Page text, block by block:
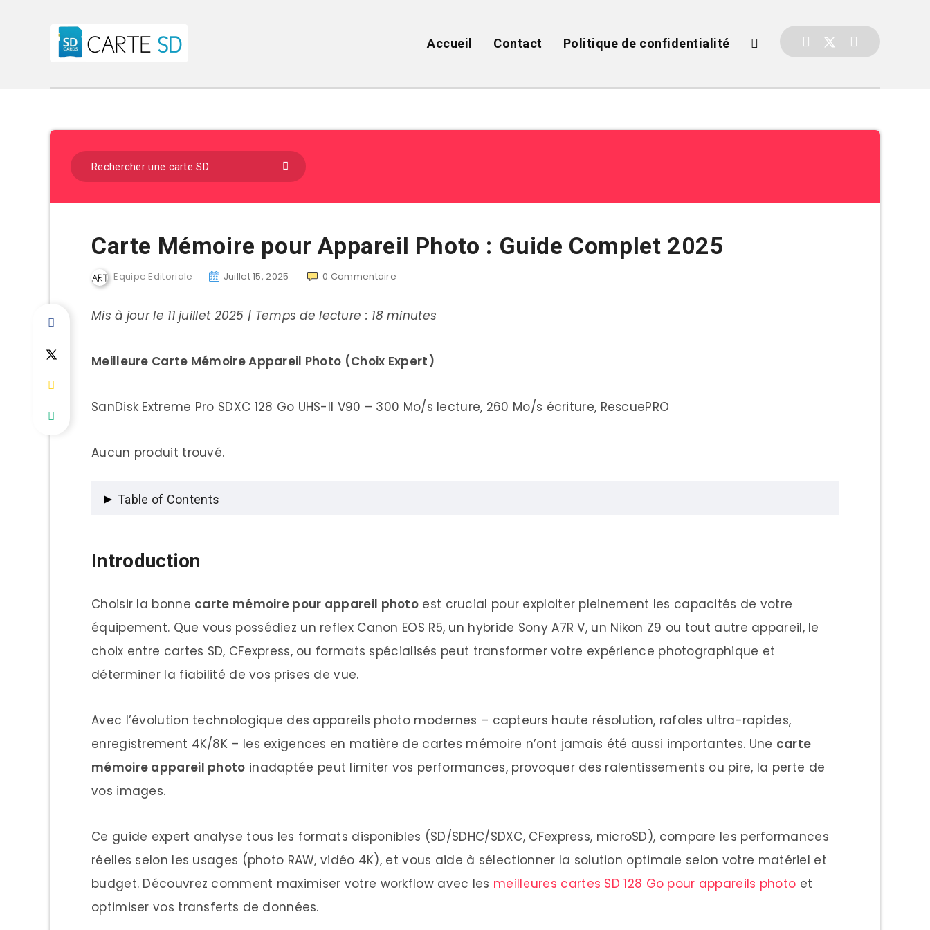
Accueil Contact Politique de confidentialité
Carte Mémoire pour Appareil Photo : Guide Complet 2025
Equipe Editoriale Juillet 15, 2025 0 Commentaire
Mis à jour le 11 juillet 2025 | Temps de lecture : 18 minutes
Meilleure Carte Mémoire Appareil Photo (Choix Expert)
SanDisk Extreme Pro SDXC 128 Go UHS-II V90 – 300 Mo/s lecture, 260 Mo/s écriture, RescuePRO
Aucun produit trouvé.
Table of Contents
Cartes SD/SDHC/SDXC (Format Universel)
SD Standard (Legacy – Obsolète)
SDHC (High Capacity) – Entry Level
Classifications Vitesse Cartes SD
Classes Standard (Legacy)
Classes Application (A-Speed)
Cartes CFexpress (Haute Performance)
CFexpress Type A (Sony/Compact)
Introduction
Choisir la bonne carte mémoire pour appareil photo est crucial pour exploiter pleinement les capacités de votre
équipement. Que vous possédiez un reflex Canon EOS R5, un hybride Sony A7R V, un Nikon Z9 ou tout autre appareil, le
choix entre cartes SD, CFexpress, ou formats spécialisés peut transformer votre expérience photographique et
déterminer la fiabilité de vos prises de vue.
Avec l’évolution technologique des appareils photo modernes – capteurs haute résolution, rafales ultra-rapides,
enregistrement 4K/8K – les exigences en matière de cartes mémoire n’ont jamais été aussi importantes. Une carte
mémoire appareil photo inadaptée peut limiter vos performances, provoquer des ralentissements ou pire, la perte de
vos images.
Ce guide expert analyse tous les formats disponibles (SD/SDHC/SDXC, CFexpress, microSD), compare les performances
réelles selon les usages (photo RAW, vidéo 4K), et vous aide à sélectionner la solution optimale selon votre matériel et
budget. Découvrez comment maximiser votre workflow avec les meilleures cartes SD 128 Go pour appareils photo et
optimiser vos transferts de données.